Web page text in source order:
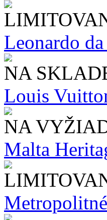
Leonardo
NA
Louis
NA
Malta